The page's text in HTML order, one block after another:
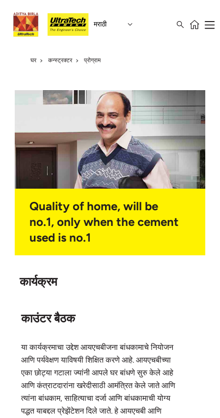
मराठी
घर कन्स्ट्रक्टर प्रोग्राम
Quality of home, will be
no.1, only when the cement
used is no.1
कार्यक्रम
काउंटर बैठक
या कार्यक्रमाचा उद्देश आयएचबीजना बांधकामाचे नियोजन
आणि पर्यवेक्षण याविषयी शिक्षित करणे आहे. आयएचबीच्या
एका छोट्या गटाला ज्यांनी आपले घर बांधणे सुरु केले आहे
आणि कंत्राटदारांना खरेदीसाठी आमंत्रित केले जाते आणि
त्यांना बांधकाम, साहित्याचा दर्जा आणि बांधकामाची योग्य
पद्धत याबद्दल प्रेझेंटेशन दिले जाते. हे आयएचबी आणि